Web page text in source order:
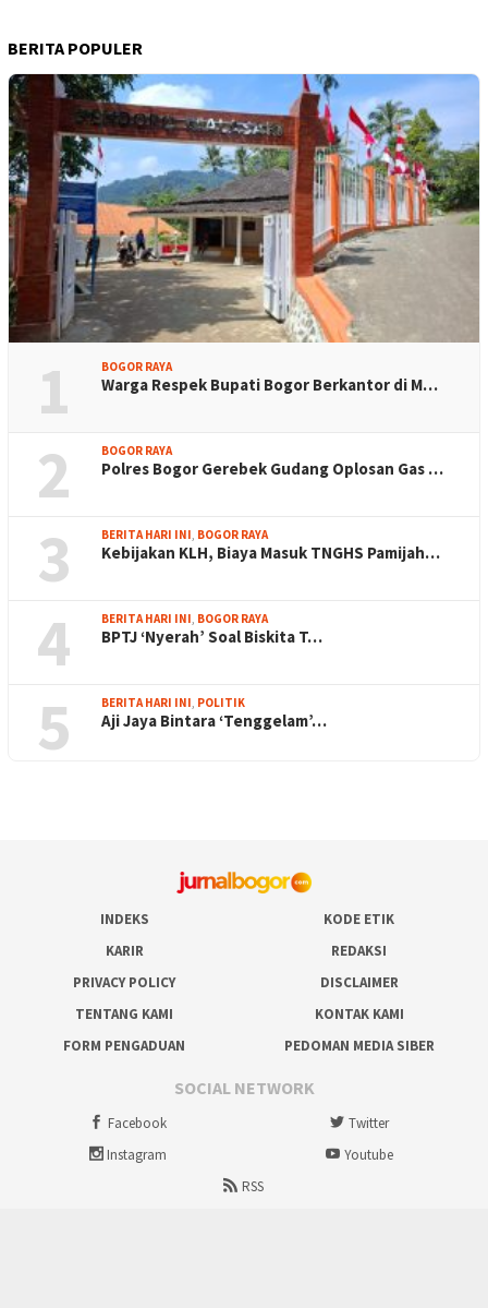
BERITA POPULER
1 BOGOR RAYA
Warga Respek Bupati Bogor Berkantor di M…
2 BOGOR RAYA
Polres Bogor Gerebek Gudang Oplosan Gas …
3 BERITA HARI INI, BOGOR RAYA
Kebijakan KLH, Biaya Masuk TNGHS Pamijah…
4 BERITA HARI INI, BOGOR RAYA
BPTJ ‘Nyerah’ Soal Biskita T…
5 BERITA HARI INI, POLITIK
Aji Jaya Bintara ‘Tenggelam’…
INDEKS
KODE ETIK
KARIR
REDAKSI
PRIVACY POLICY
DISCLAIMER
TENTANG KAMI
KONTAK KAMI
FORM PENGADUAN
PEDOMAN MEDIA SIBER
SOCIAL NETWORK
Facebook
Twitter
Instagram
Youtube
RSS